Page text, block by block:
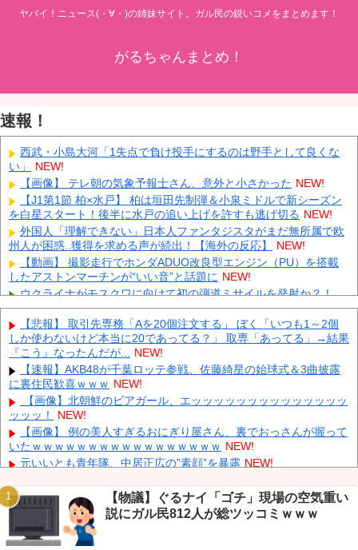
ヤバイ！ニュース(・∀・)の姉妹サイト。ガル民の鋭いコメをまとめます！
がるちゃんまとめ！
速報！
西武・小島大河「1失点で負け投手にするのは野手として良くな
い」
NEW!
【画像】 テレ朝の気象予報士さん、意外と小さかった NEW!
【J1第1節 柏×水戸】 柏は垣田先制弾＆小泉ミドルで新シーズン
を白星スタート！後半に水戸の追い上げを許すも逃げ切る NEW!
外国人「理解できない」日本人ファンタジスタがまだ無所属で欧
州人が困惑..獲得を求める声が続出！【海外の反応】
NEW!
【動画】 撮影走行でホンダADUO改良型エンジン（PU）を搭載
したアストンマーチンが“いい音”と話題に NEW!
ウクライナがモスクワに向けて初の弾道ミサイルを発射か？！
NEW!
先日エアコンの効きが悪いと右往左往してた奴やが NEW!
中国「大豪雨！」三峡ダム「基礎部分破損」中国「全力放流！」
台風13号「中国上陸予測」台風15号「中国接近（画像」中国「台風
同時上陸！（穀物生産が壊滅危機」→
NEW!
【悲報】 中国、橋の欄干が強風一発で粉々に 鉄筋ゼロ 当局「接
着剤でくっつけただけ」「正常で、品質問題はない」 NEW!
【悲報】 週刊誌、好き放題書きまくる 高市早苗首相は新公用車
の贅を尽くした後部座席でたばこを吸うのが至福の時間「どんどん
延びる乗車時間」 NEW!
Powered by livedoor 相互RSS
【悲報】 取引先専務「Aを20個注文する」 ぼく「いつも1～2個
しか使わないけど本当に20であってる？」 取専「あってる」→結果
『こう』なったんだが... NEW!
【速報】AKB48が千葉ロッテ参戦、佐藤綺星の始球式＆3曲披露
に裏住民歓喜ｗｗｗ NEW!
【画像】北朝鮮のビアガール、エッッッッッッッッッッッッッッ
ッッッ！
NEW!
【画像】 例の美人すぎるおにぎり屋さん、裏でおっさんが握って
いたｗｗｗｗｗｗｗｗｗｗｗｗｗｗｗｗｗ NEW!
元いいとも青年隊、中居正広の”素顔”を暴露 NEW!
言にも飛び火し自ら幕引きｗｗｗ NEW!
【速報】WEST.重岡＆濱田、5年ぶり同時結婚発表→芸スポ+民
「ホモ婚かと思った」ｗｗｗ
中国、三峡ダムが全開放流。長江流域で深刻な洪水被害
【物議】ぐるナイ「ゴチ」現場の空気重い
説にガル民812人が総ツッコミｗｗｗ